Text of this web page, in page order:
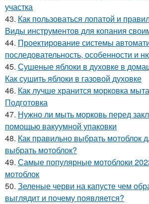
участка
43. Как пользоваться лопатой и
Виды инструментов для копания
44. Проектирование системы
последовательность, особенности и
45. Сушеные яблоки в духовке в
Как сушить яблоки в газовой духовке
46. Как лучше хранится морковка
Подготовка
47. Нужно ли мыть морковь перед
помощью вакуумной упаковки
48. Как правильно выбрать мотоблок
выбрать мотоблок?
49. Самые популярные мотоблоки
мотоблок
50. Зеленые черви на капусте чем
выглядит и почему появляется?